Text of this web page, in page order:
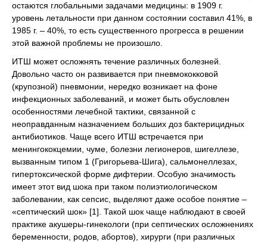
остаются глобальными задачами медицины: в 1909 г.
уровень летальности при данном состоянии составил 41%, в
1985 г. – 40%, то есть существенного прогресса в решении
этой важной проблемы не произошло.
ИТШ может осложнять течение различных болезней.
Довольно часто он развивается при пневмококковой
(крупозной) пневмонии, нередко возникает на фоне
инфекционных заболеваний, и может быть обусловлен
особенностями лечебной тактики, связанной с
неоправданным назначением больших доз бактерицидных
антибиотиков. Чаще всего ИТШ встречается при
менингококцемии, чуме, болезни легионеров, шигеллезе,
вызванным типом 1 (Григорьева-Шига), сальмонеллезах,
гипертоксической форме дифтерии. Особую значимость
имеет этот вид шока при таком полиэтиологическом
заболевании, как сепсис, выделяют даже особое понятие –
«септический шок» [1]. Такой шок чаще наблюдают в своей
практике акушеры-гинекологи (при септических осложнениях
беременности, родов, абортов), хирурги (при различных